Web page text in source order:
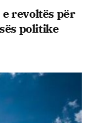
revoltës për
politike